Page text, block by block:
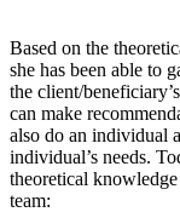
Based on the
she has been able to
the client/
can make
also do an individual
individual’s needs.
theoretical
team: